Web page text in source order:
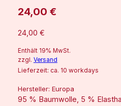
24,00 €
24,00 €
Enthält 19% MwSt.
zzgl. Versand
Lieferzeit: ca. 10 workdays
Hersteller: Europa
95 % Baumwolle, 5 %